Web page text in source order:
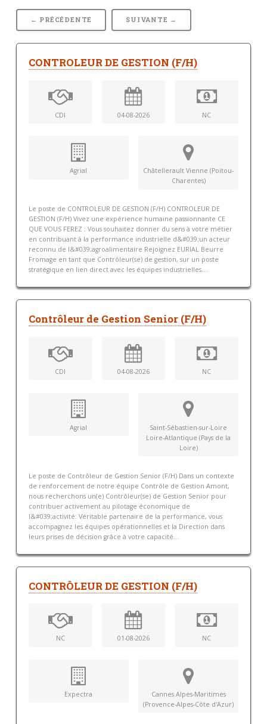
← PRÉCÉDENTE SUIVANTE →
CONTROLEUR DE GESTION (F/H)
CDI 04-08-2026 NC
Agrial
Châtellerault Vienne (Poitou-
Charentes)
Le poste de CONTROLEUR DE GESTION (F/H) CONTROLEUR DE
GESTION (F/H) Vivez une expérience humaine passionnante CE
QUE VOUS FEREZ : Vous souhaitez donner du sens à votre métier
en contribuant à la performance industrielle d&#039;un acteur
reconnu de l&#039;agroalimentaire Rejoignez EURIAL Beurre
Fromage en tant que Contrôleur(se) de gestion, sur un poste
stratégique en lien direct avec les équipes industrielles....
Contrôleur de Gestion Senior (F/H)
CDI 04-08-2026 NC
Agrial
Saint-Sébastien-sur-Loire
Loire-Atlantique (Pays de la
Loire)
Le poste de Contrôleur de Gestion Senior (F/H) Dans un contexte
de renforcement de notre équipe Contrôle de Gestion Amont,
nous recherchons un(e) Contrôleur(se) de Gestion Senior pour
contribuer activement au pilotage économique de
l&#039;activité. Véritable partenaire de la performance, vous
accompagnez les équipes opérationnelles et la Direction dans
leurs prises de décision grâce à votre capacité...
CONTRÔLEUR DE GESTION (F/H)
NC 01-08-2026 NC
Expectra
Cannes Alpes-Maritimes
(Provence-Alpes-Côte d'Azur)